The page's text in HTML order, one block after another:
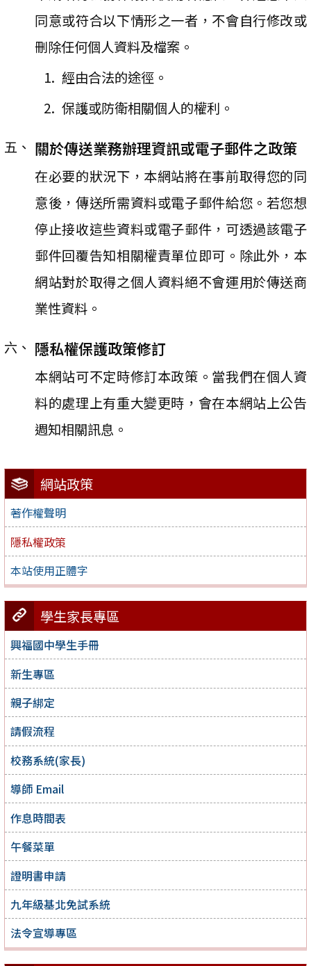
網站政策
著作權聲明
隱私權政策
本站使用正體字
學生家長專區
興福國中學生手冊
新生專區
親子綁定
請假流程
校務系統(家長)
導師 Email
作息時間表
午餐菜單
證明書申請
九年級基北免試系統
法令宣導專區
同意或符合以下情形之一者，不會自行修改或
刪除任何個人資料及檔案。
經由合法的途徑。
保護或防衛相關個人的權利。
關於傳送業務辦理資訊或電子郵件之政策
在必要的狀況下，本網站將在事前取得您的同
意後，傳送所需資料或電子郵件給您。若您想
停止接收這些資料或電子郵件，可透過該電子
郵件回覆告知相關權責單位即可。除此外，本
網站對於取得之個人資料絕不會運用於傳送商
業性資料。
隱私權保護政策修訂
本網站可不定時修訂本政策。當我們在個人資
料的處理上有重大變更時，會在本網站上公告
週知相關訊息。